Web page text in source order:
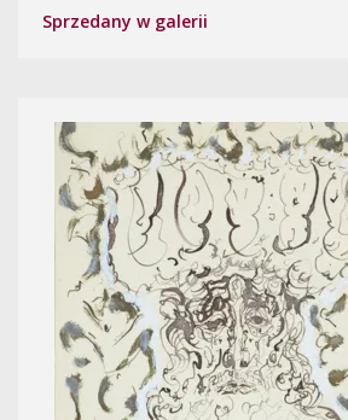
Sprzedany w galerii